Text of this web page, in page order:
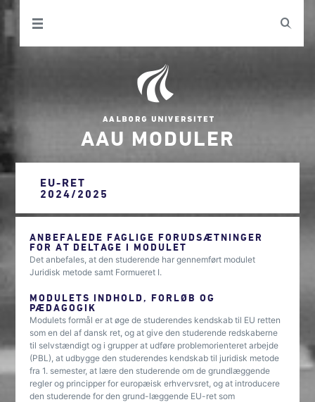
AAU MODULER
EU-RET
2024/2025
ANBEFALEDE FAGLIGE FORUDSÆTNINGER
FOR AT DELTAGE I MODULET
Det anbefales, at den studerende har gennemført modulet
Juridisk metode samt Formueret I.
MODULETS INDHOLD, FORLØB OG
PÆDAGOGIK
Modulets formål er at øge de studerendes kendskab til EU retten
som en del af dansk ret, og at give den studerende redskaberne
til selvstændigt og i grupper at udføre problemorienteret arbejde
(PBL), at udbygge den studerendes kendskab til juridisk metode
fra 1. semester, at lære den studerende om de grundlæggende
regler og principper for europæisk erhvervsret, og at introducere
den studerende for den grund-læggende EU-ret som